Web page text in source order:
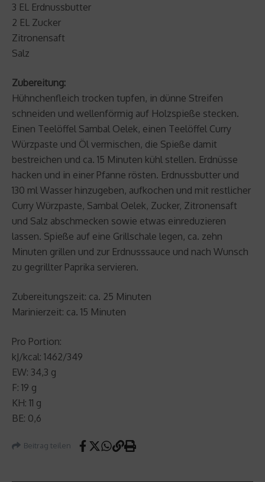
3 EL Erdnussbutter
2 EL Zucker
Zitronensaft
Salz
Zubereitung:
Hühnchenfleich trocken tupfen, in dünne Streifen
schneiden und wellenförmig auf Holzspieße stecken.
Einen Teelöffel Sambal Oelek, einen Teelöffel Curry
Würzpaste und Öl vermischen, die Spieße damit
bestreichen und ca. 15 Minuten kühl stellen. Erdnüsse
hacken und in einer Pfanne rösten. Erdnussbutter und
130 ml Wasser hinzugeben, aufkochen und mit restlicher
Curry Würzpaste, Sambal Oelek, Zucker, Zitronensaft
und Salz abschmecken sowie etwas einreduzieren
lassen. Spieße auf eine Grillschale legen, ca. zehn
Minuten grillen und zur Erdnusssauce und nach Wunsch
zu gegrillter Paprika servieren.
Zubereitungszeit: ca. 25 Minuten
Marinierzeit: ca. 15 Minuten
Pro Portion:
kJ/kcal: 1462/349
EW: 34,3 g
F: 19 g
KH: 11 g
BE: 0,6
Beitrag teilen